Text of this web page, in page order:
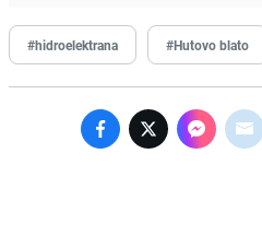
#hidroelektrana #Hutovo blato